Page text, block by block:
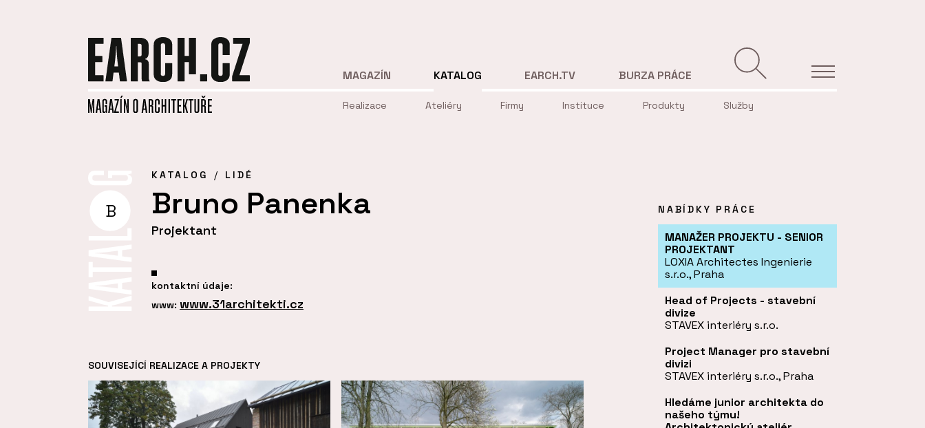
MAGAZÍN KATALOG
Realizace Ateliéry Firmy Instituce Produkty Služby
EARCH.TV BURZA PRÁCE
B
KATALOG LIDÉ
Bruno Panenka
Projektant
kontaktní údaje:
www: www.31architekti.cz
SOUVISEJÍCÍ REALIZACE A PROJEKTY
NABÍDKY PRÁCE
MANAŽER PROJEKTU - SENIOR
PROJEKTANT
LOXIA Architectes Ingenierie
s.r.o., Praha
Head of Projects - stavební
divize
STAVEX interiéry s.r.o.
Project Manager pro stavební
divizi
STAVEX interiéry s.r.o., Praha
Hledáme junior architekta do
našeho týmu!